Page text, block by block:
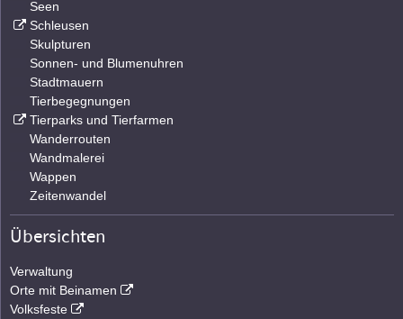
Seen
Schleusen
Skulpturen
Sonnen- und Blumenuhren
Stadtmauern
Tierbegegnungen
Tierparks und Tierfarmen
Wanderrouten
Wandmalerei
Wappen
Zeitenwandel
Übersichten
Verwaltung
Orte mit Beinamen
Volksfeste